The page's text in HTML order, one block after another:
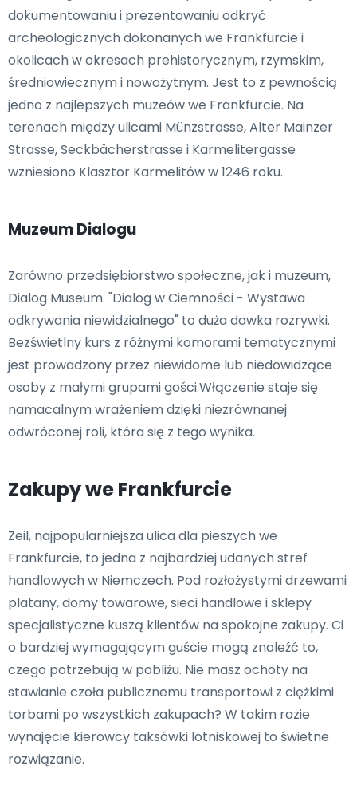
dokumentowaniu i prezentowaniu odkryć
archeologicznych dokonanych we Frankfurcie i
okolicach w okresach prehistorycznym, rzymskim,
średniowiecznym i nowożytnym. Jest to z pewnością
jedno z najlepszych muzeów we Frankfurcie. Na
terenach między ulicami Münzstrasse, Alter Mainzer
Strasse, Seckbächerstrasse i Karmelitergasse
wzniesiono Klasztor Karmelitów w 1246 roku.
Muzeum Dialogu
Zarówno przedsiębiorstwo społeczne, jak i muzeum,
Dialog Museum. "Dialog w Ciemności - Wystawa
odkrywania niewidzialnego" to duża dawka rozrywki.
Bezświetlny kurs z różnymi komorami tematycznymi
jest prowadzony przez niewidome lub niedowidzące
osoby z małymi grupami gości.Włączenie staje się
namacalnym wrażeniem dzięki niezrównanej
odwróconej roli, która się z tego wynika.
Zakupy we Frankfurcie
Zeil, najpopularniejsza ulica dla pieszych we
Frankfurcie, to jedna z najbardziej udanych stref
handlowych w Niemczech. Pod rozłożystymi drzewami
platany, domy towarowe, sieci handlowe i sklepy
specjalistyczne kuszą klientów na spokojne zakupy. Ci
o bardziej wymagającym guście mogą znaleźć to,
czego potrzebują w pobliżu. Nie masz ochoty na
stawianie czoła publicznemu transportowi z ciężkimi
torbami po wszystkich zakupach? W takim razie
wynajęcie kierowcy taksówki lotniskowej to świetne
rozwiązanie.